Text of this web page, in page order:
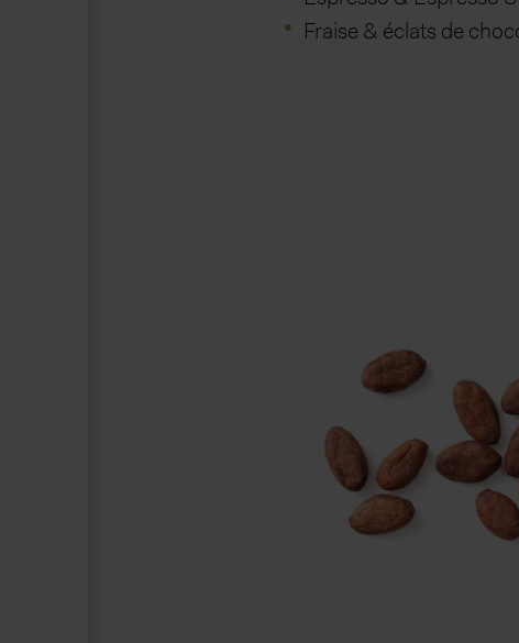
Fraise & éclats de